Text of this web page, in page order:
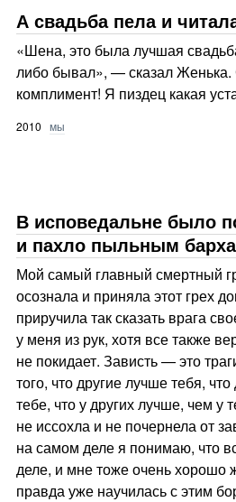
А свадьба пела и
«Шена, это была лучшая
либо бывал», — сказал
комплимент! Я пиздец какая
2010 мы
В исповедальне было
и пахло пыльным
Мой самый главный смертный
осознала и приняла этот грех
приручила так сказать врага
у меня из рук, хотя все также
не покидает. Зависть — это
того, что другие лучше тебя,
тебе, что у других лучше, чем у
не иссохла и не почернела от
на самом деле я понимаю, что
деле, и мне тоже очень хорошо
правда уже научилась с этим